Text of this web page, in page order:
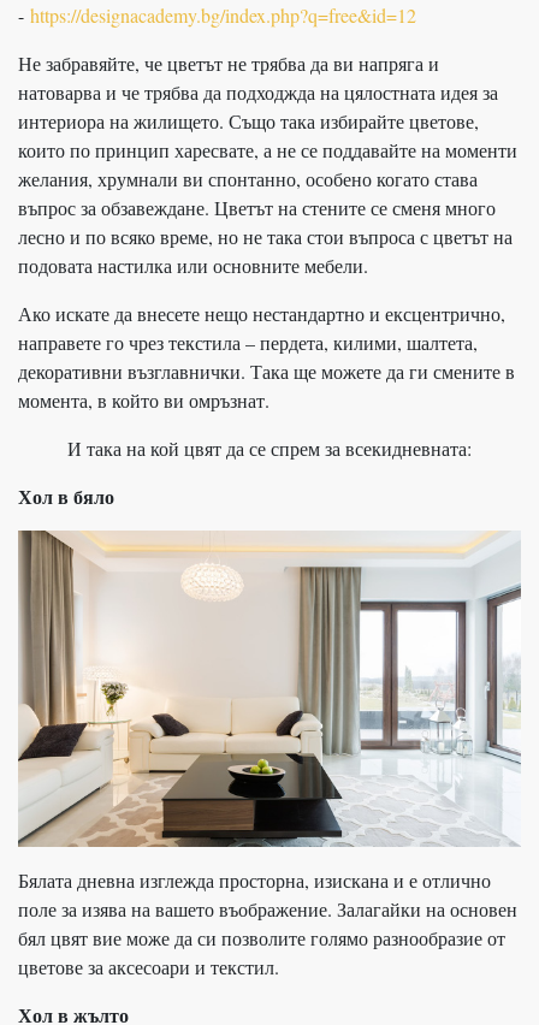
- https://designacademy.bg/index.php?q=free&id=12
Не забравяйте, че цветът не трябва да ви напряга и
натоварва и че трябва да подходжда на цялостната идея за
интериора на жилището. Също така избирайте цветове,
които по принцип харесвате, а не се поддавайте на моменти
желания, хрумнали ви спонтанно, особено когато става
въпрос за обзавеждане. Цветът на стените се сменя много
лесно и по всяко време, но не така стои въпроса с цветът на
подовата настилка или основните мебели.
Ако искате да внесете нещо нестандартно и ексцентрично,
направете го чрез текстила – пердета, килими, шалтета,
декоративни възглавнички. Така ще можете да ги смените в
момента, в който ви омръзнат.
И така на кой цвят да се спрем за всекидневната:
Хол в бяло
Бялата дневна изглежда просторна, изискана и е отлично
поле за изява на вашето въображение. Залагайки на основен
бял цвят вие може да си позволите голямо разнообразие от
цветове за аксесоари и текстил.
Хол в жълто